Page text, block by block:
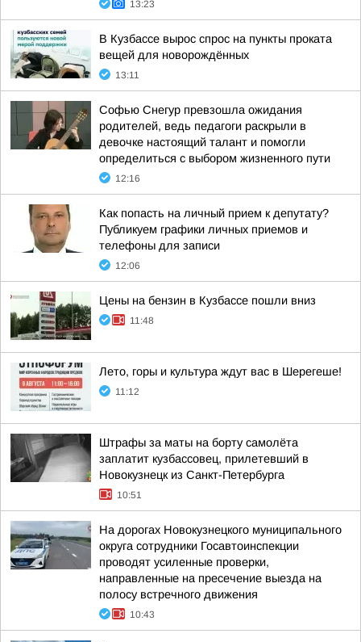
13:23
В Кузбассе вырос спрос на пункты проката
вещей для новорождённых
13:11
Софью Снегур превзошла ожидания
родителей, ведь педагоги раскрыли в
девочке настоящий талант и помогли
определиться с выбором жизненного пути
12:16
Как попасть на личный прием к депутату?
Публикуем графики личных приемов и
телефоны для записи
12:06
Цены на бензин в Кузбассе пошли вниз
11:48
Лето, горы и культура ждут вас в Шерегеше!
11:12
Штрафы за маты на борту самолёта
заплатит кузбассовец, прилетевший в
Новокузнецк из Санкт-Петербурга
10:51
На дорогах Новокузнецкого муниципального
округа сотрудники Госавтоинспекции
проводят усиленные проверки,
направленные на пресечение выезда на
полосу встречного движения
10:43